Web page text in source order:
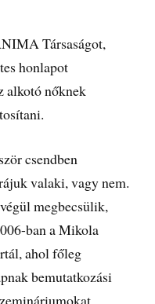
Társaságot,
honlapot
alkotó nőknek
csendben
valaki, vagy nem.
megbecsülik,
ban a Mikola
ahol főleg
bemutatkozási